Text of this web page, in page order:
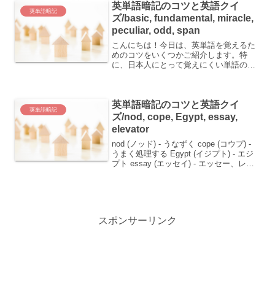
英単語暗記
英単語暗記のコツと英語クイ
ズ/basic, fundamental, miracle,
peculiar, odd, span
こんにちは！今日は、英単語を覚えるた
めのコツをいくつかご紹介します。特
に、日本人にとって覚えにくい単語の覚
本的な...
英単語暗記
英単語暗記のコツと英語クイ
ズ/nod, cope, Egypt, essay,
elevator
nod (ノッド) - うなずく cope (コウプ) -
うまく処理する Egypt (イジプト) - エジ
プト essay (エッセイ) - エッセー、レポ
スポンサーリンク